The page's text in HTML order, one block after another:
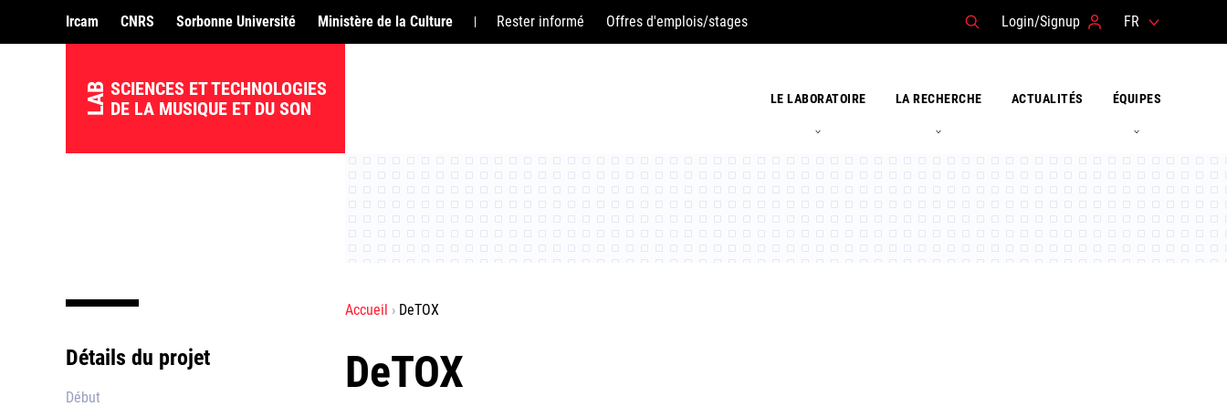
LAB SCIENCES ET TECHNOLOGIES
DE LA MUSIQUE ET DU SON
Ircam CNRS Sorbonne Université Ministère de la Culture Rester informé Offres d'emplois/stages Login/Signup FR
LE LABORATOIRE LA RECHERCHE ACTUALITÉS ÉQUIPES
Accueil DeTOX
DeTOX
Détails du projet
Début